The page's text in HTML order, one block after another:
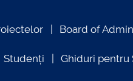
Board of
Studenți Ghiduri pentru